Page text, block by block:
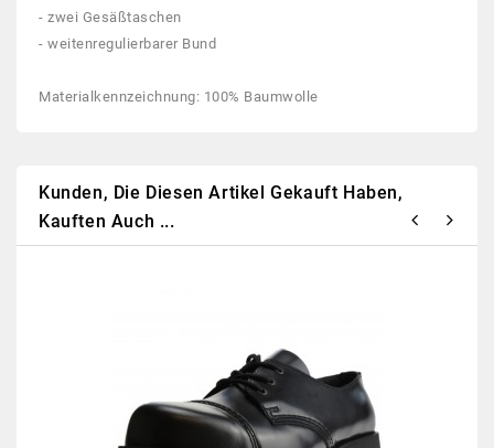
- zwei Gesäßtaschen
- weitenregulierbarer Bund
Materialkennzeichnung: 100% Baumwolle
Kunden, Die Diesen Artikel Gekauft Haben,
Kauften Auch ...